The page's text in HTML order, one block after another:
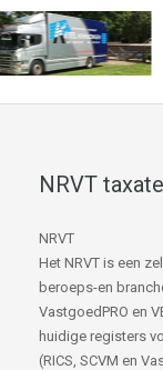
NRVT
NRVT
Het NRVT is een
beroeps-en
VastgoedPRO en
huidige registers
(RICS, SCVM en